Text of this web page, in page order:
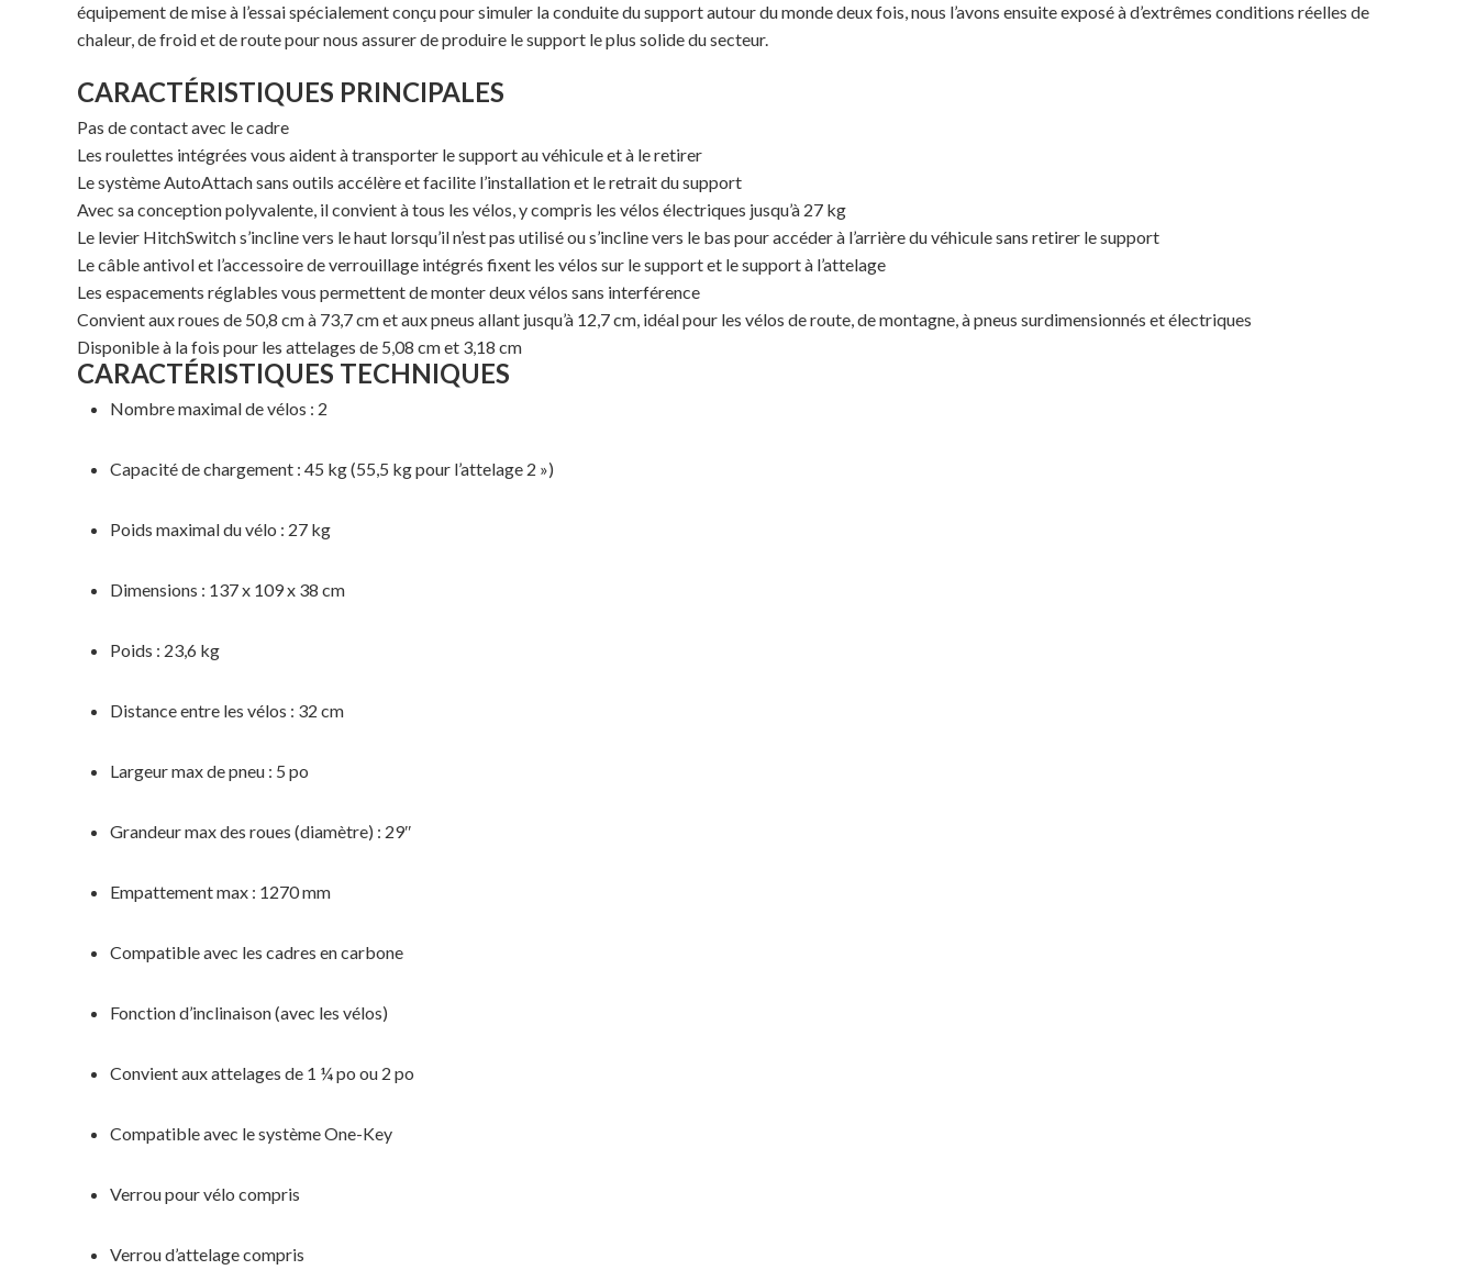
équipement de mise à l’essai spécialement conçu pour simuler la conduite du support autour du monde deux fois, nous l’avons ensuite exposé à d’extrêmes conditions réelles de
chaleur, de froid et de route pour nous assurer de produire le support le plus solide du secteur.
CARACTÉRISTIQUES PRINCIPALES
Pas de contact avec le cadre
Les roulettes intégrées vous aident à transporter le support au véhicule et à le retirer
Le système AutoAttach sans outils accélère et facilite l’installation et le retrait du support
Avec sa conception polyvalente, il convient à tous les vélos, y compris les vélos électriques jusqu’à 27 kg
Le levier HitchSwitch s’incline vers le haut lorsqu’il n’est pas utilisé ou s’incline vers le bas pour accéder à l’arrière du véhicule sans retirer le support
Le câble antivol et l’accessoire de verrouillage intégrés fixent les vélos sur le support et le support à l’attelage
Les espacements réglables vous permettent de monter deux vélos sans interférence
Convient aux roues de 50,8 cm à 73,7 cm et aux pneus allant jusqu’à 12,7 cm, idéal pour les vélos de route, de montagne, à pneus surdimensionnés et électriques
Disponible à la fois pour les attelages de 5,08 cm et 3,18 cm
CARACTÉRISTIQUES TECHNIQUES
Nombre maximal de vélos : 2
Capacité de chargement : 45 kg (55,5 kg pour l’attelage 2 »)
Poids maximal du vélo : 27 kg
Dimensions : 137 x 109 x 38 cm
Poids : 23,6 kg
Distance entre les vélos : 32 cm
Largeur max de pneu : 5 po
Grandeur max des roues (diamètre) : 29″
Empattement max : 1270 mm
Compatible avec les cadres en carbone
Fonction d’inclinaison (avec les vélos)
Convient aux attelages de 1 ¼ po ou 2 po
Compatible avec le système One-Key
Verrou pour vélo compris
Verrou d’attelage compris